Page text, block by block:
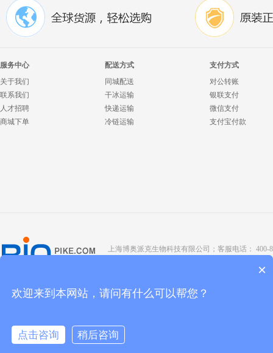
服务中心
关于我们
联系我们
人才招聘
商城下单
配送方式
同城配送
干冰运输
快递运输
冷链运输
支付方式
对公转账
银联支付
微信支付
支付宝付款
上海博奥派克生物科技有限公司；客服电话： 400-
京ICP备
×
欢迎来到本网站，请问有什么可以帮您？
点击咨询
稍后咨询
点击咨询